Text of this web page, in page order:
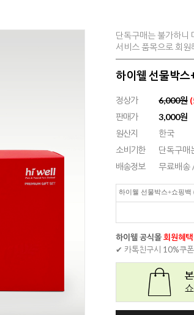
단독구매는 불가하니
서비스 품목으로 회
하이웰 선물박
정상가 6,000원 (
판매가
3,000원
원산지
한국
소비기한
단독구매
배송정보
무료배송
하이웰 선물박스+쇼핑
하이웰 공식몰회원혜택
✔ 카톡친구시 10%쿠폰